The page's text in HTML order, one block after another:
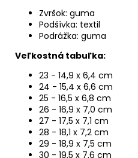
Zvršok: guma
Podšívka: textil
Podrážka: guma
Veľkostná tabuľka:
23 - 14,9 x 6,4 cm
24 - 15,4 x 6,6 cm
25 - 16,5 x 6,8 cm
26 - 16,9 x 7,0 cm
27 - 17,5 x 7,1 cm
28 - 18,1 x 7,2 cm
29 - 18,9 x 7,5 cm
30 - 19,5 x 7,6 cm